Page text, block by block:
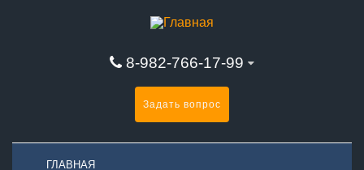
8-982-766-17-99
Задать вопрос
ГЛАВНАЯ